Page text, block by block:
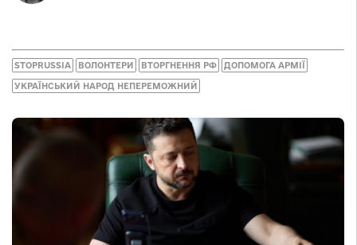
STOPRUSSIA ВОЛОНТЕРИ ВТОРГНЕННЯ РФ ДОПОМОГА АРМІЇ
УКРАЇНСЬКИЙ НАРОД НЕПЕРЕМОЖНИЙ